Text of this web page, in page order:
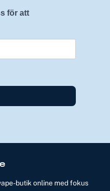
för att
butik online med fokus